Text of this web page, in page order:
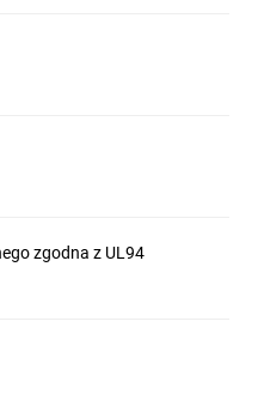
zgodna z UL94